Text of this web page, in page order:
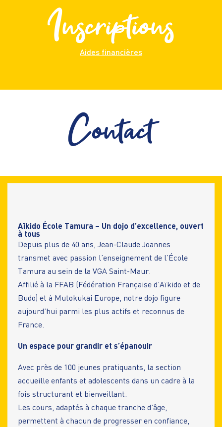
Inscriptions
Aides financières
Contact
Aïkido École Tamura – Un dojo d’excellence, ouvert
à tous
Depuis plus de 40 ans, Jean-Claude Joannes
transmet avec passion l’enseignement de l’École
Tamura au sein de la VGA Saint-Maur.
Affilié à la FFAB (Fédération Française d’Aïkido et de
Budo) et à Mutokukai Europe, notre dojo figure
aujourd’hui parmi les plus actifs et reconnus de
France.
Un espace pour grandir et s’épanouir
Avec près de 100 jeunes pratiquants, la section
accueille enfants et adolescents dans un cadre à la
fois structurant et bienveillant.
Les cours, adaptés à chaque tranche d’âge,
permettent à chacun de progresser en confiance,